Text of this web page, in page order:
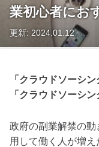
業初心者にお
更新: 2024.01.12
「クラウドソーシ
「クラウドソーシ
政府の副業解禁の動
用して働く人が増